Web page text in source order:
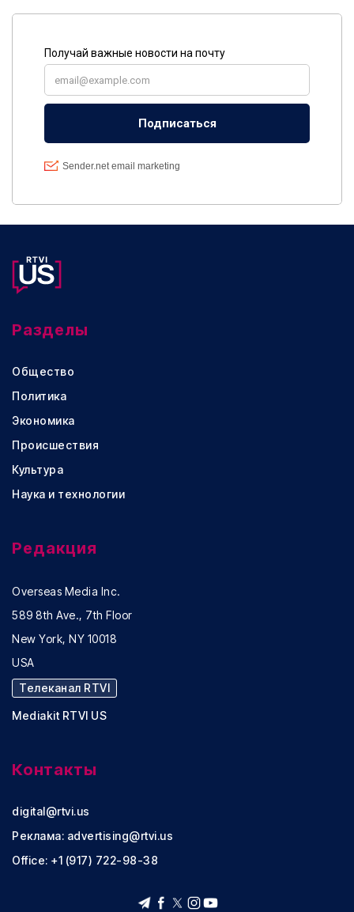
Разделы
Общество
Политика
Экономика
Происшествия
Культура
Наука и технологии
Редакция
Overseas Media Inc.
589 8th Ave., 7th Floor
New York, NY 10018
USA
Телеканал RTVI
Mediakit RTVI US
Контакты
digital@rtvi.us
Реклама: advertising@rtvi.us
Office: +1 (917) 722-98-38